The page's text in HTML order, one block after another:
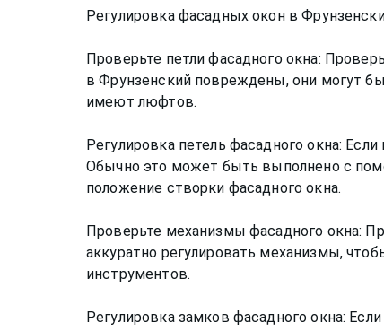
Регулировка фасадных окон в
Проверьте петли фасадного окна:
в Фрунзенский повреждены, они могут
имеют люфтов.
Регулировка петель фасадного окна:
Обычно это может быть выполнено с
положение створки фасадного окна.
Проверьте механизмы фасадного окна:
аккуратно регулировать механизмы,
инструментов.
Регулировка замков фасадного окна: